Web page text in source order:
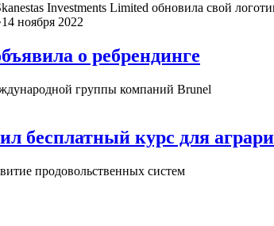
Investments Limited обновила свой
14 ноября 2022
о ребрендинге
группы компаний Brunel
бесплатный курс для
продовольственных систем